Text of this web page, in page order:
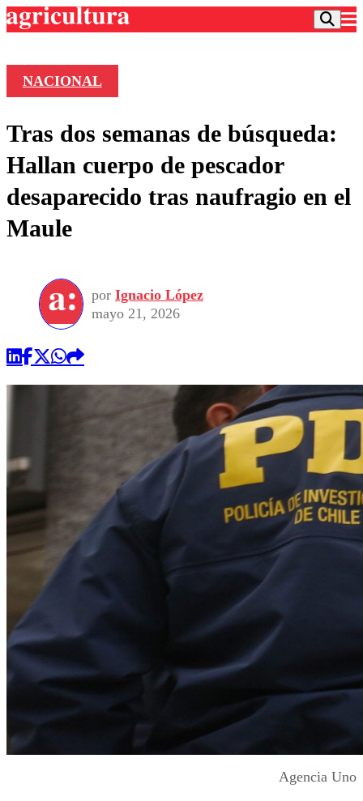
Frecuencias
Agricultura TV
Deportes
Colo Colo
Torneo Internacional
Torneo Nacional
Entretención
Internacional
Nacional
Programas
Comercial
NACIONAL
Tras dos semanas de búsqueda:
Hallan cuerpo de pescador
desaparecido tras naufragio en el
Maule
por Ignacio López
mayo 21, 2026
Agencia Uno